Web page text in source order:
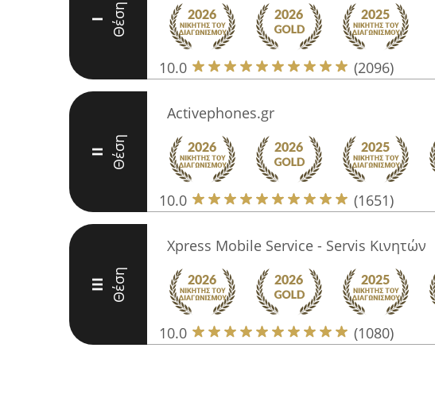
I Θέση
10.0 (2096)
II Θέση
Activephones.gr
10.0 (1651)
III Θέση
Xpress Mobile Service - Servis Κινητών
10.0 (1080)